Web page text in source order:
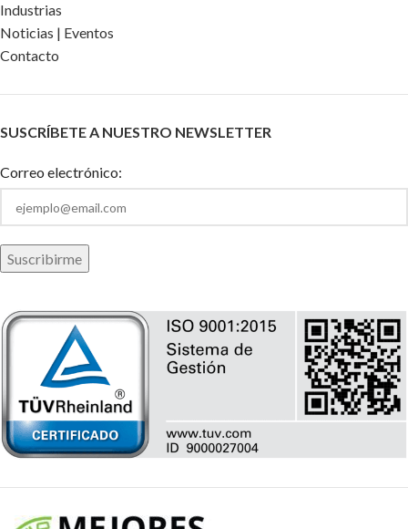
Industrias
Noticias | Eventos
Contacto
SUSCRÍBETE A NUESTRO NEWSLETTER
Correo electrónico: